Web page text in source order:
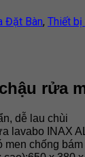
Đặt Bàn, Thiết bị
rửa
dễ lau chùi
lavabo INAX
men chống